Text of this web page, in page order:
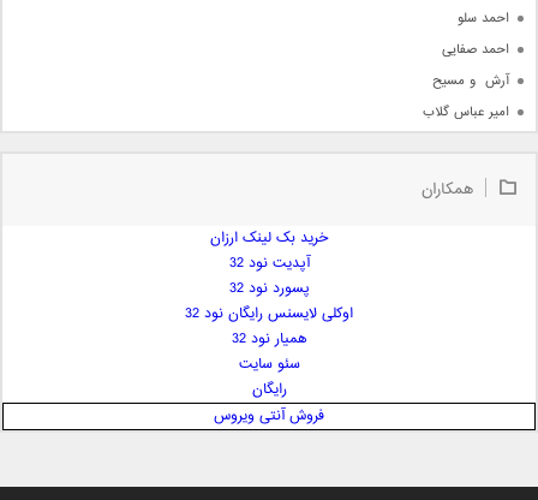
احمد سلو
احمد صفایی
آرش  و مسیح
امیر عباس گلاب
امیر علی
ایمان غلامی
بابک جهانبخش
همکاران
خرید بک لینک ارزان
آپدیت نود 32
پسورد نود 32
اوکلی لایسنس رایگان نود 32
همیار نود 32
سئو سایت
رایگان
فروش آنتی ویروس